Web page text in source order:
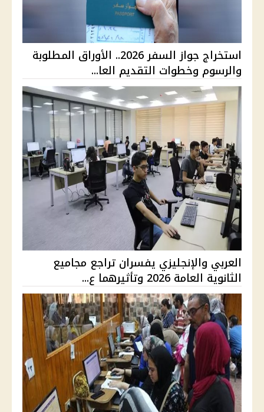
استخراج جواز السفر 2026.. الأوراق المطلوبة
والرسوم وخطوات التقديم العا...
العربي والإنجليزي يفسران تراجع مجاميع
الثانوية العامة 2026 وتأثيرهما ع...